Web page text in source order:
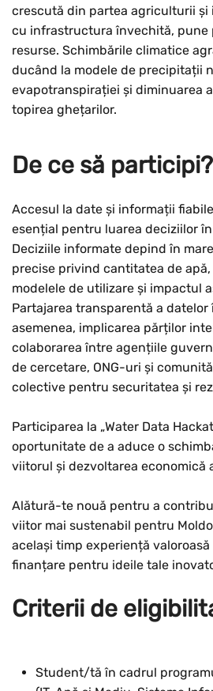
crescută din partea agriculturii și
cu infrastructura învechită, pune
resurse. Schimbările climatice
ducând la modele de precipitații
evapotranspirației și diminuarea
topirea ghețarilor.
De ce să participi?
Accesul la date și informații
esențial pentru luarea deciziilor
Deciziile informate depind în
precise privind cantitatea de
modelele de utilizare și impactul
Partajarea transparentă a datelor
asemenea, implicarea părților
colaborarea între agențiile
de cercetare, ONG-uri și
colective pentru securitatea și
Participarea la „Water Data
oportunitate de a aduce o
viitorul și dezvoltarea economică
Alătură-te nouă pentru a
viitor mai sustenabil pentru
același timp experiență
finanțare pentru ideile tale
Criterii de
Student/tă în cadrul